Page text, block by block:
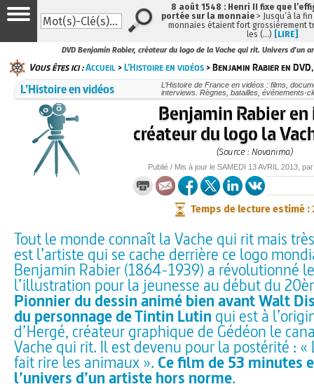
DVD Benjamin Rabier, créateur du logo de la Vache qui rit. Univers d'un
Vous êtes ici :Accueil >L’Histoire en vidéos > Benjamin Rabier en
L’Histoire en vidéos
L’Histoire de France en vidéos : films,
interviews. Règnes, batailles, événements-
Benjamin Rabier en
créateur du logo la
(Source : Novanima)
Publié / Mis à jour le SAMEDI 13 AVRIL 2013 ,
Temps de lecture estimé :
Tout le monde connaît la Vache qui rit mais
est l’artiste qui se cache derrière ce logo
Benjamin Rabier (1864-1939) a révolutionné
l’illustration pour la jeunesse au début du
Pionnier du dessin animé bien avant Walt
du personnage de Tintin Lutin qui est à
d’Hergé, créateur graphique de Gédéon le
Vache qui rit. Il est devenu pour la postérité : «
fait rire les animaux ». Ce film de 53 minutes
l’univers d’un artiste hors norme.
8 août 1548 : Henri II fixe que
portée sur la monnaie > Jusqu’à la
monnaies étaient fort grossièrement
les (…) [LIRE]